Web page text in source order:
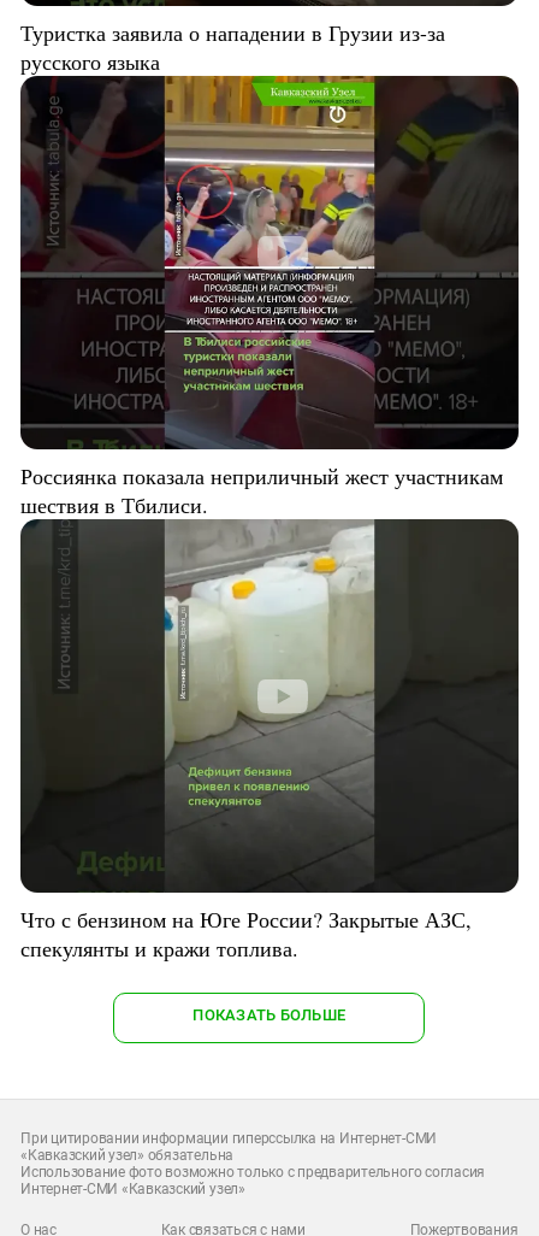
Туристка заявила о нападении в Грузии из-за
русского языка
Россиянка показала неприличный жест участникам
шествия в Тбилиси.
Что с бензином на Юге России? Закрытые АЗС,
спекулянты и кражи топлива.
ПОКАЗАТЬ БОЛЬШЕ
При цитировании информации гиперссылка на Интернет-СМИ
«Кавказский узел» обязательна
Использование фото возможно только с предварительного согласия
Интернет-СМИ «Кавказский узел»
О нас Как связаться с нами Пожертвования